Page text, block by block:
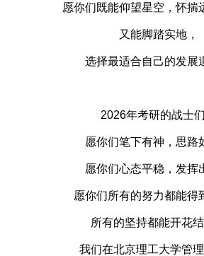
愿你们既能仰望星空，怀揣
又能脚踏实地，
选择最适合自己的发展
2026年考研的战士们
愿你们笔下有神，思路
愿你们心态平稳，发挥
愿你们所有的努力都能得
所有的坚持都能开花结
我们在北京理工大学管理